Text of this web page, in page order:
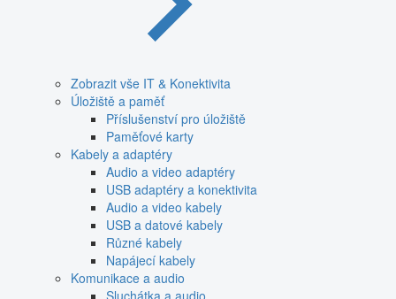
Zobrazit vše IT & Konektivita
Úložiště a paměť
Příslušenství pro úložiště
Paměťové karty
Kabely a adaptéry
Audio a video adaptéry
USB adaptéry a konektivita
Audio a video kabely
USB a datové kabely
Různé kabely
Napájecí kabely
Komunikace a audio